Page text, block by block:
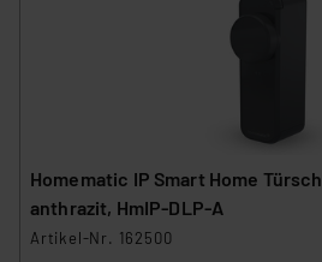
Datenschutzerklärung
Homematic IP Smart Home
anthrazit, HmIP‑DLP‑A
Artikel-Nr. 162500